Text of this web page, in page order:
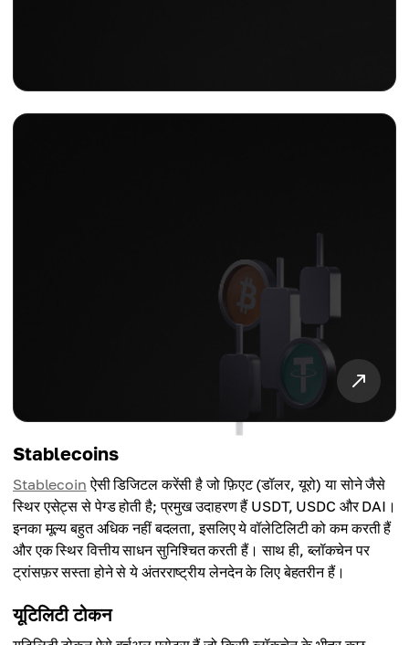
Stablecoins
Stablecoin ऐसी डिजिटल करेंसी है जो फ़िएट (डॉलर, यूरो) या सोने जैसे
स्थिर एसेट्स से पेग्ड होती है; प्रमुख उदाहरण हैं USDT, USDC और DAI।
इनका मूल्य बहुत अधिक नहीं बदलता, इसलिए ये वॉलेटिलिटी को कम करती हैं
और एक स्थिर वित्तीय साधन सुनिश्चित करती हैं। साथ ही, ब्लॉकचेन पर
ट्रांसफ़र सस्ता होने से ये अंतरराष्ट्रीय लेनदेन के लिए बेहतरीन हैं।
यूटिलिटी टोकन